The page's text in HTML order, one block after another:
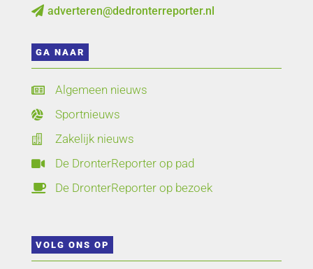
 adverteren@dedronterreporter.nl
GA NAAR
 Algemeen nieuws
 Sportnieuws
 Zakelijk nieuws
 De DronterReporter op pad
 De DronterReporter op bezoek
VOLG ONS OP